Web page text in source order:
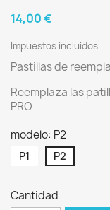
14,00 €
Impuestos incluidos
Pastillas de
Reemplaza las
PRO
modelo: P2
P1 P2
Cantidad